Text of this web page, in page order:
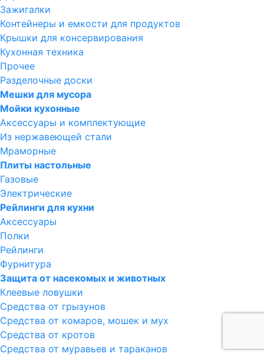
Зажигалки
Контейнеры и емкости для продуктов
Крышки для консервирования
Кухонная техника
Прочее
Разделочные доски
Мешки для мусора
Мойки кухонные
Аксессуары и комплектующие
Из нержавеющей стали
Мраморные
Плиты настольные
Газовые
Электрические
Рейлинги для кухни
Аксессуары
Полки
Рейлинги
Фурнитура
Защита от насекомых и животных
Клеевые ловушки
Средства от грызунов
Средства от комаров, мошек и мух
Средства от кротов
Средства от муравьев и тараканов